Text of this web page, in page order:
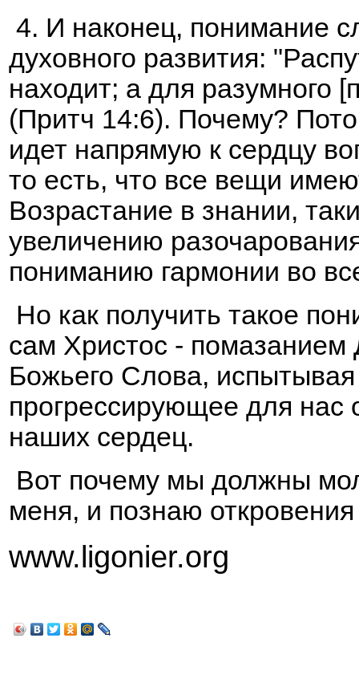
4. И наконец, понимание
духовного развития:
находит; а для разумного
(Притч 14:6). Почему?
идет напрямую к сердцу
то есть, что все вещи
Возрастание в знании,
увеличению
пониманию гармонии во
Но как получить такое
сам Христос -
Божьего Слова,
прогрессирующее для нас
наших сердец.
Вот почему мы должны
меня, и познаю
www.ligonier.org